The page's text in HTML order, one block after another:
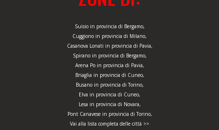
Suisio in provincia di Bergamo,
Cuggiono in provincia di Milano,
Casanova Lonati in provincia di Pavia,
Spirano in provincia di Bergamo,
Arena Po in provincia di Pavia,
Briaglia in provincia di Cuneo,
Busano in provincia di Torino,
Elva in provincia di Cuneo,
Lesa in provincia di Novara,
Pont Canavese in provincia di Torino,
Vai alla lista completa delle città >>